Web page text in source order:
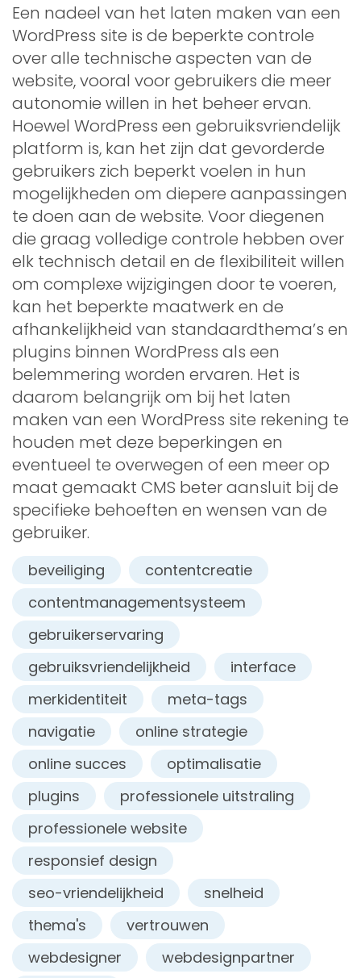
Een nadeel van het laten maken van een
WordPress site is de beperkte controle
over alle technische aspecten van de
website, vooral voor gebruikers die meer
autonomie willen in het beheer ervan.
Hoewel WordPress een gebruiksvriendelijk
platform is, kan het zijn dat gevorderde
gebruikers zich beperkt voelen in hun
mogelijkheden om diepere aanpassingen
te doen aan de website. Voor diegenen
die graag volledige controle hebben over
elk technisch detail en de flexibiliteit willen
om complexe wijzigingen door te voeren,
kan het beperkte maatwerk en de
afhankelijkheid van standaardthema’s en
plugins binnen WordPress als een
belemmering worden ervaren. Het is
daarom belangrijk om bij het laten
maken van een WordPress site rekening te
houden met deze beperkingen en
eventueel te overwegen of een meer op
maat gemaakt CMS beter aansluit bij de
specifieke behoeften en wensen van de
gebruiker.
beveiliging
contentcreatie
contentmanagementsysteem
gebruikerservaring
gebruiksvriendelijkheid
interface
merkidentiteit
meta-tags
navigatie
online strategie
online succes
optimalisatie
plugins
professionele uitstraling
professionele website
responsief design
seo-vriendelijkheid
snelheid
thema's
vertrouwen
webdesigner
webdesignpartner